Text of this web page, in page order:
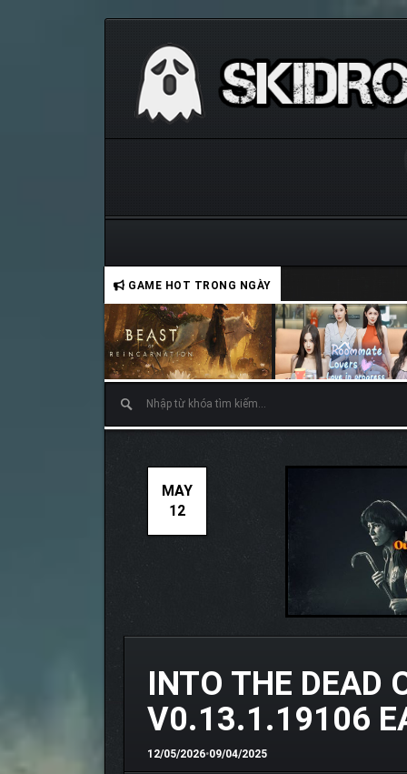
GAME HOT TRONG NGÀY
MAY
12
INTO THE DEAD
V0.13.1.19106
12/05/2026•09/04/2025